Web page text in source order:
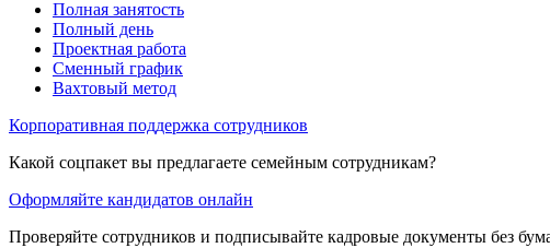
Полная занятость
Полный день
Проектная работа
Сменный график
Вахтовый метод
Корпоративная поддержка сотрудников
Какой соцпакет вы предлагаете семейным сотрудникам?
Оформляйте кандидатов онлайн
Проверяйте сотрудников и подписывайте кадровые документы без